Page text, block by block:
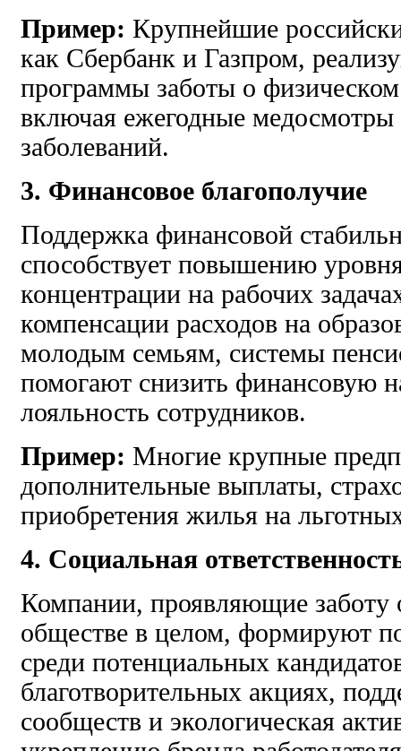
Пример: Крупнейшие
как Сбербанк и Газпром,
программы заботы о
включая ежегодные
заболеваний.
3. Финансовое благополучие
Поддержка финансовой
способствует повышению
концентрации на рабочих
компенсации расходов на
молодым семьям, системы
помогают снизить финансовую
лояльность сотрудников.
Пример: Многие крупные
дополнительные выплаты,
приобретения жилья на
4. Социальная
Компании, проявляющие заботу
обществе в целом, формируют
среди потенциальных
благотворительных акциях,
сообществ и экологическая